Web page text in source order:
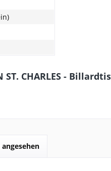
CHARLES -